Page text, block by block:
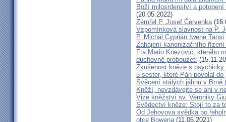
Boží milosrdenství a
(20.05.2022)
Zemřel P. Josef Červenka
Vzpomínková slavnost na P.
P. Michal Cyprián Iwene Tansi
Zahájení kanonizačního
Fra Mario Knezović, kterého
duchovně probouzet:
Zkušenost kněze s psychicky
5 sester, které Pán povolal do
Svěcení stálých jáhnů v Brně
Kněží, nevzdávejte se ani v
Vize kněžství sv. Veroniky
Svědectví kněze: Stojí to za
Od Jehovova svědka po
otce Bowena(11.06.2021)